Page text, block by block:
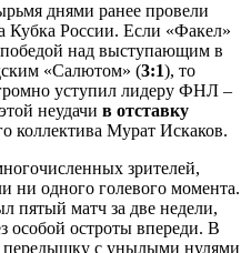
днями ранее провели
Кубка России. Если «Факел»
над выступающим в
«Салютом» (3:1), то
уступил лидеру ФНЛ –
неудачи в отставку
коллектива Мурат Искаков.
зрителей,
ни одного голевого момента.
пятый матч за две недели,
особой остроты впереди. В
передышку с унылыми нулями